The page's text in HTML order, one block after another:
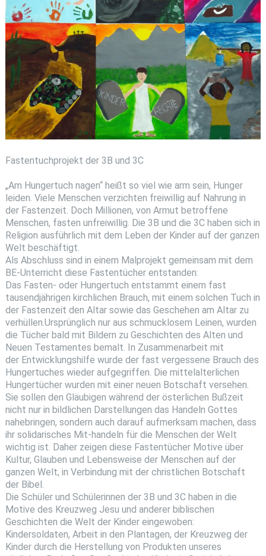
Fastentuchprojekt der 3B und 3C
„Am Hungertuch nagen“ heißt so viel wie arm sein, Hunger
leiden. Viele Menschen verzichten freiwillig auf Nahrung in
der Fastenzeit. Doch Millionen, von Armut betroffene
Menschen, fasten unfreiwillig. Die 3B und die 3C haben sich in
Religion ausführlich mit dem Leben der Kinder auf der ganzen
Welt beschäftigt.
Als Abschluss sind in einem Malprojekt gemeinsam mit dem
BE-Unterricht diese Fastentücher entstanden:
Das Fasten- oder Hungertuch entstammt einem fast
tausendjährigen kirchlichen Brauch, mit einem solchen Tuch in
der Fastenzeit den Altar sowie das Geschehen am Altar zu
verhüllen.Ursprünglich nur aus schmucklosem Leinen, wurden
die Tücher bald mit Bildern zu Geschichten des Alten und
Neuen Testamentes bemalt. In Zusammenarbeit mit
der Entwicklungshilfe wurde der fast vergessene Brauch des
Hungertuches wieder aufgegriffen. Die mittelalterlichen
Hungertücher wurden mit einer neuen Botschaft versehen.
Sie sollen den Gläubigen während der österlichen Bußzeit
nicht nur in bildlichen Darstellungen das Handeln Gottes
nahebringen, sondern auch darauf aufmerksam machen, dass
ihr solidarisches Mit-handeln für die Menschen der Welt
wichtig ist. Daher zeigen diese Fastentücher Motive über
Kultur, Glauben und Lebensweise der Menschen auf der
ganzen Welt, in Verbindung mit der christlichen Botschaft
der Bibel.
Die Schüler und Schülerinnen der 3B und 3C haben in die
Motive des Kreuzweg Jesu und anderer biblischen
Geschichten die Welt der Kinder eingewoben:
Kindersoldaten, Arbeit in den Plantagen, der Kreuzweg der
Kinder durch die Herstellung von Produkten unseres